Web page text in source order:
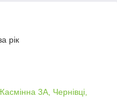
рік
3А, Чернівці,